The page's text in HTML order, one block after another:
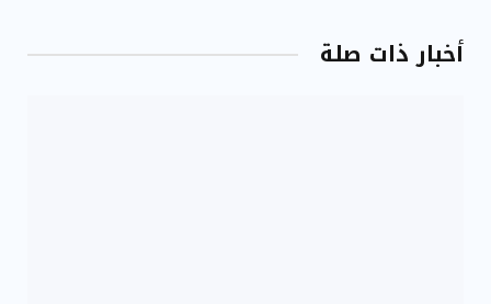
أخبار ذات صلة